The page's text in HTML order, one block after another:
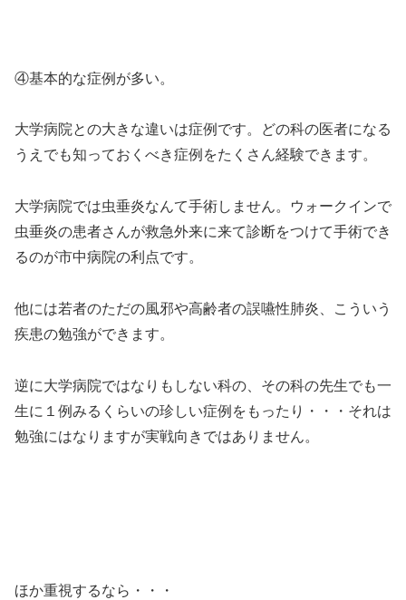
④基本的な症例が多い。
大学病院との大きな違いは症例です。どの科の医者になる
うえでも知っておくべき症例をたくさん経験できます。
大学病院では虫垂炎なんて手術しません。ウォークインで
虫垂炎の患者さんが救急外来に来て診断をつけて手術でき
るのが市中病院の利点です。
他には若者のただの風邪や高齢者の誤嚥性肺炎、こういう
疾患の勉強ができます。
逆に大学病院ではなりもしない科の、その科の先生でも一
生に１例みるくらいの珍しい症例をもったり・・・それは
勉強にはなりますが実戦向きではありません。
ほか重視するなら・・・